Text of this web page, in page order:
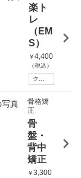
楽ト
レ
（EM
S）
￥4,400
（税込）
クーポンあり
骨格矯
正
骨
盤・
背中
矯正
￥3,300